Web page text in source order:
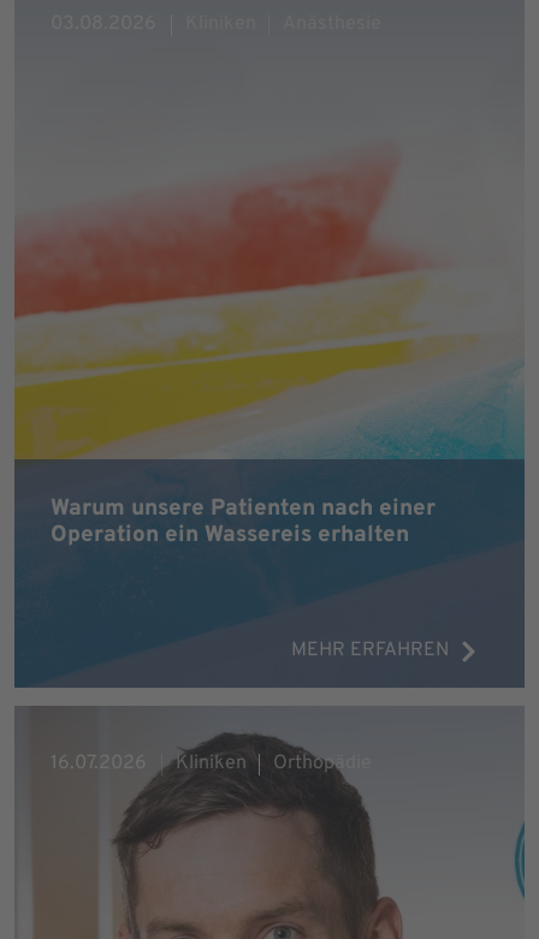
Warum unsere Patienten nach einer
Operation ein Wassereis erhalten
MEHR ERFAHREN
16.07.2026 Kliniken Orthopädie